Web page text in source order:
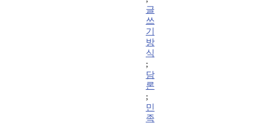
글
쓰
기
방
식
;
담
론
;
민
족